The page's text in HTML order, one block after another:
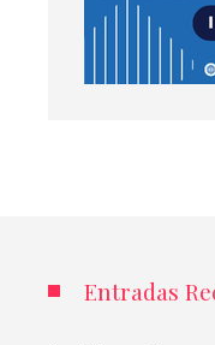
Entradas